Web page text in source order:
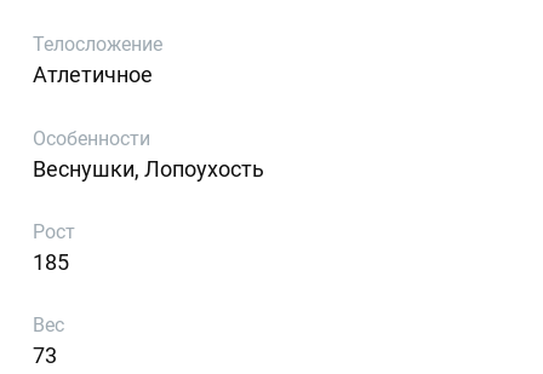
Телосложение
Атлетичное
Особенности
Веснушки, Лопоухость
Рост
185
Вес
73